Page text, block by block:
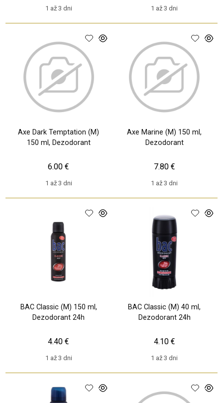
1 až 3 dni 1 až 3 dni
Axe Dark Temptation (M)
150 ml, Dezodorant
1 až 3 dni
6.00 €
Axe Marine (M) 150 ml,
Dezodorant
1 až 3 dni
7.80 €
BAC Classic (M) 150 ml,
Dezodorant 24h
1 až 3 dni
4.40 €
BAC Classic (M) 40 ml,
Dezodorant 24h
1 až 3 dni
4.10 €